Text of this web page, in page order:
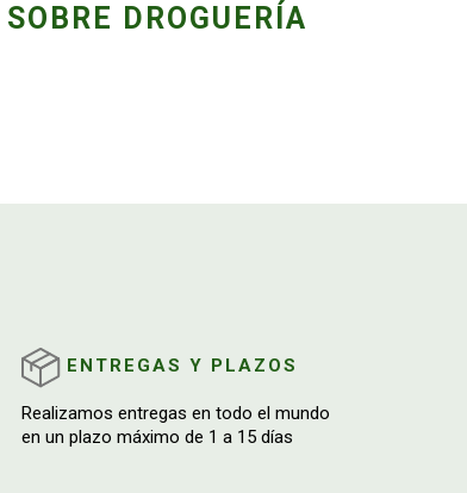
DROGUERÍA
ENTREGAS Y PLAZOS
Realizamos entregas en todo el mundo
en un plazo máximo de 1 a 15 días